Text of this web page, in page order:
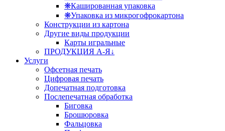
❋Кашированная упаковка
❋Упаковка из микрогофрокартона
Конструкции из картона
Другие виды продукции
Карты игральные
ПРОДУКЦИЯ А-Я↓
Услуги
Офсетная печать
Цифровая печать
Допечатная подготовка
Послепечатная обработка
Биговка
Брошюровка
Фальцовка